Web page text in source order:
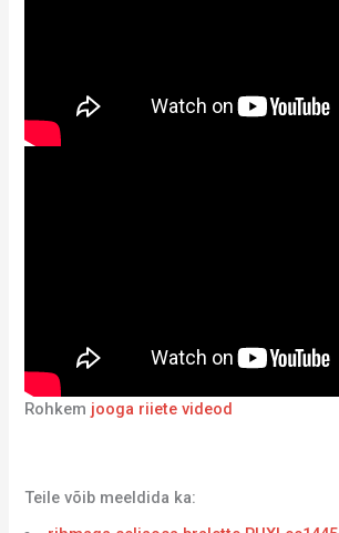
Rohkem jooga riiete videod
Teile võib meeldida ka: